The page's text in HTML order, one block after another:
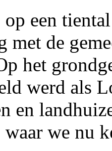
een
met de
het
werd als
en
we nu